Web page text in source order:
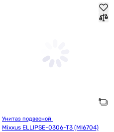
Mixxus ELLIPSE-0306-T3 (MI6704)